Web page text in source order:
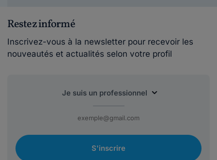
Restez informé
Inscrivez-vous à la newsletter pour recevoir les
nouveautés et actualités selon votre profil
S'inscrire